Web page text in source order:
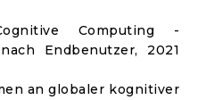
Computing -
Endbenutzer, 2021
an globaler kognitiver